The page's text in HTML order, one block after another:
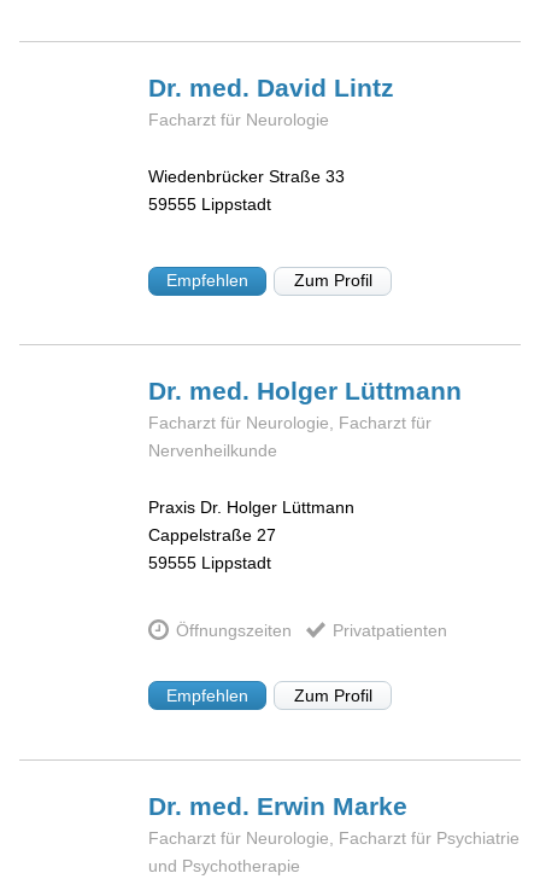
Dr. med. David Lintz
Facharzt für Neurologie
Wiedenbrücker Straße 33
59555 Lippstadt
Empfehlen Zum Profil
Dr. med. Holger Lüttmann
Facharzt für Neurologie, Facharzt für
Nervenheilkunde
Praxis Dr. Holger Lüttmann
Cappelstraße 27
59555 Lippstadt
Öffnungszeiten Privatpatienten
Empfehlen Zum Profil
Dr. med. Erwin Marke
Facharzt für Neurologie, Facharzt für Psychiatrie
und Psychotherapie